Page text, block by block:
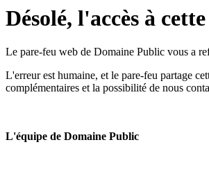
Désolé, l'accès à
Le pare-feu web de Domaine Public vous a
L'erreur est humaine, et le pare-feu partage
complémentaires et la possibilité de nous
L'équipe de Domaine Public